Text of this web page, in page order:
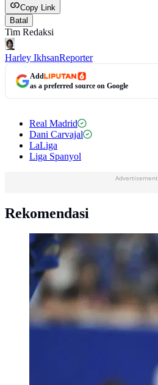
Copy Link
Batal
Tim Redaksi
Harley IkhsanReporter
Add
as a preferred source on Google
Real Madrid
Dani Carvajal
LaLiga
Liga Spanyol
Advertisement
Rekomendasi